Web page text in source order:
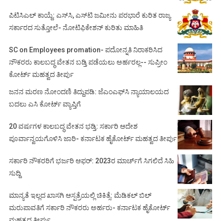
ಪಿಟಿಸಿಎಲ್ ಕಾಯ್ದೆ: ಎಸ್‌ಸಿ, ಎಸ್‌ಟಿ ಜಮೀನು ಪರಭಾರೆ ಕುರಿತ ರಾಜ್ಯ
ಸರ್ಕಾರದ ಸುತ್ತೋಲೆ- ನೋಟಿಫಿಕೇಶನ್‌ ಕುರಿತು ಮಾಹಿತಿ
SC on Employees promation- ಪದೋನ್ನತಿ ನಿರಾಕರಿಸಿದ
ನೌಕರರು ಕಾಲಬದ್ಧ ವೇತನ ಬಡ್ತಿ ಪಡೆಯಲು ಅರ್ಹರಲ್ಲ-- ಸುಪ್ರೀಂ
ಕೋರ್ಟ್ ಮಹತ್ವದ ತೀರ್ಪು
ಜನನ ಮರಣ ನೋಂದಣಿ ತಿದ್ದುಪಡಿ: ಜೆಎಂಎಫ್‌ಸಿ ನ್ಯಾಯಾಲಯದ
ಬದಲು ಎಸಿ ಕೋರ್ಟ್‌ ವ್ಯಾಪ್ತಿಗೆ
20 ವರ್ಷಗಳ ಕಾಲಬದ್ಧ ವೇತನ ಭಡ್ತಿ: ಸರ್ಕಾರಿ ಆದೇಶ
ಪೂರ್ವಾನ್ವಯಗೊಳಿಸಿ ಜಾರಿ- ಕರ್ನಾಟಕ ಹೈಕೋರ್ಟ್ ಮಹತ್ವದ ತೀರ್ಪು
ಸರ್ಕಾರಿ ನೌಕರರಿಗೆ ಭರ್ಜರಿ ಆಫರ್: 2023ರ ಮಾರ್ಚ್‌ಗೆ ಸಿಗಲಿದೆ ಸಿಹಿ
ಸುದ್ದಿ
ಮಾನ್ಯತೆ ಇಲ್ಲದ ಖಾಸಗಿ ಆಸ್ಪತ್ರೆಯಲ್ಲಿ ಚಿಕಿತ್ಸೆ: ಮೆಡಿಕಲ್ ಬಿಲ್
ಮರುಪಾವತಿಗೆ ಸರ್ಕಾರಿ ನೌಕರರು ಅರ್ಹರು- ಕರ್ನಾಟಕ ಹೈಕೋರ್ಟ್